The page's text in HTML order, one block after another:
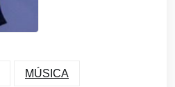
MÚSICA